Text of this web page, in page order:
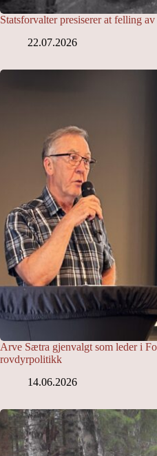
Statsforvalter presiserer at felling
22.07.2026
Arve Sætra gjenvalgt som leder i
rovdyrpolitikk
14.06.2026